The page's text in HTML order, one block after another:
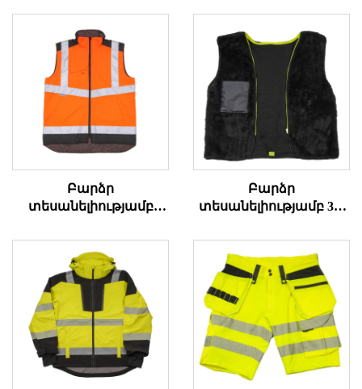
Բարձր
տեսանելիությամբ
մարմնապարագոտի
Բարձր
տեսանելիությամբ 3-1